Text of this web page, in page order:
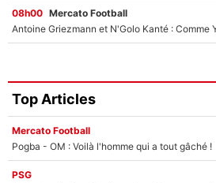
08h00 Mercato Football
Top Articles
Mercato Football
Pogba - OM : Voilà l'homme qui a tout gâché !
PSG